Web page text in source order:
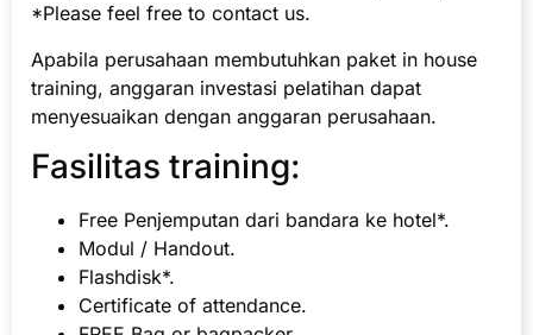
*Please feel free to contact us.
Apabila perusahaan membutuhkan paket in house
training, anggaran investasi pelatihan dapat
menyesuaikan dengan anggaran perusahaan.
Fasilitas training:
Free Penjemputan dari bandara ke hotel*.
Modul / Handout.
Flashdisk*.
Certificate of attendance.